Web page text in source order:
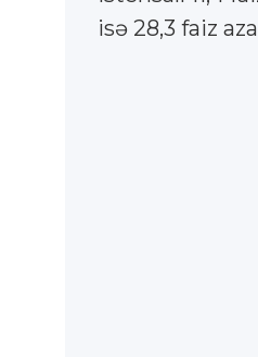
isə 28,3 faiz